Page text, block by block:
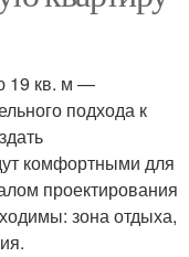
19 кв. м —
подхода к
комфортными для
проектирования
зона отдыха,